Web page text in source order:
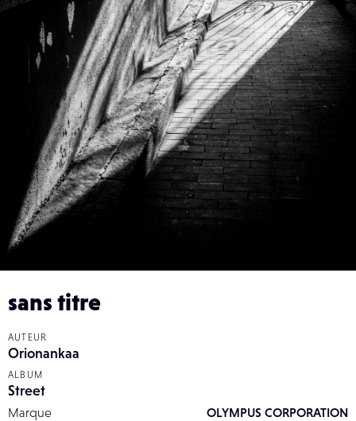
sans titre
AUTEUR
Orionankaa
ALBUM
Street
Marque
OLYMPUS CORPORATION